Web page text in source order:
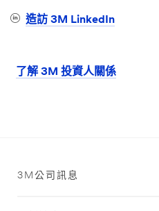
造訪 3M LinkedIn
了解 3M 投資人關係
3M公司訊息